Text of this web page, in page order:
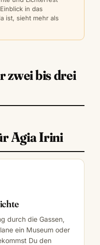
in das
ist, sieht mehr als
zwei bis drei
Agia Irini
durch die Gassen,
ein Museum oder
Du den